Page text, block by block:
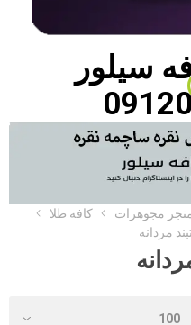
سیلور
مجوهرات
کافه طلا
مردانه